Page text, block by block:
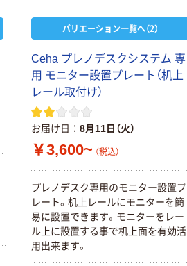
バリエーション一覧へ（2）
Ceha プレノデスクシステム 専
用 モニター設置プレート（机上
レール取付け）
お届け日 8月11日（火）
￥3,600~ （税込）
プレノデスク専用のモニター設置プ
レート。机上レールにモニターを簡
易に設置できます。モニターをレー
ル上に設置する事で机上面を有効活
用出来ます。